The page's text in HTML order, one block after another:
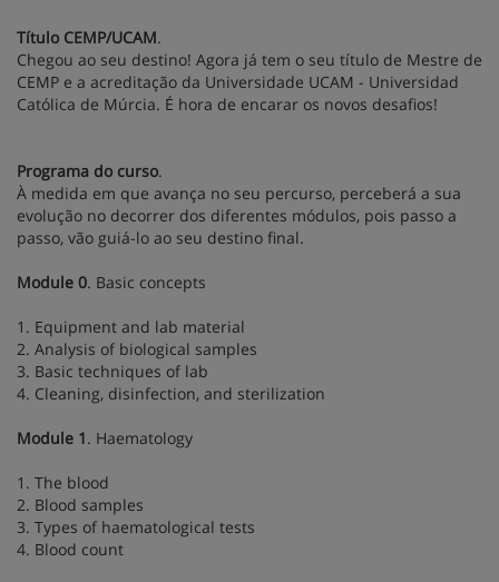
Título CEMP/UCAM.
Chegou ao seu destino! Agora já tem o seu título de Mestre de
CEMP e a acreditação da Universidade UCAM - Universidad
Católica de Múrcia. É hora de encarar os novos desafios!
Programa do curso.
À medida em que avança no seu percurso, perceberá a sua
evolução no decorrer dos diferentes módulos, pois passo a
passo, vão guiá-lo ao seu destino final.
Module 0. Basic concepts
1. Equipment and lab material
2. Analysis of biological samples
3. Basic techniques of lab
4. Cleaning, disinfection, and sterilization
Module 1. Haematology
1. The blood
2. Blood samples
3. Types of haematological tests
4. Blood count